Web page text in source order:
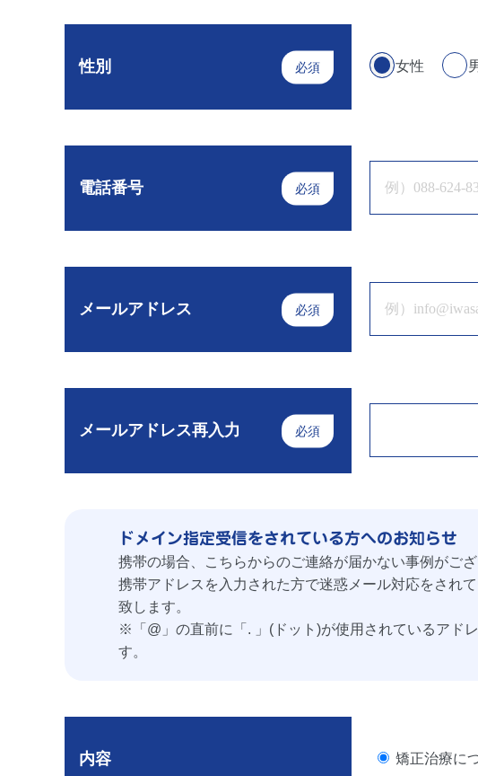
性別 必須 女性
電話番号 必須
メールアドレス 必須
メールアドレス再入力 必須
ドメイン指定受信をされている方へのお知らせ
携帯の場合、こちらからのご連絡が届かない事例がご
携帯アドレスを入力された方で迷惑メール対応をされ
致します。
※「@」の直前に「. 」(ドット)が使用されているアド
す。
内容 矯正治療に